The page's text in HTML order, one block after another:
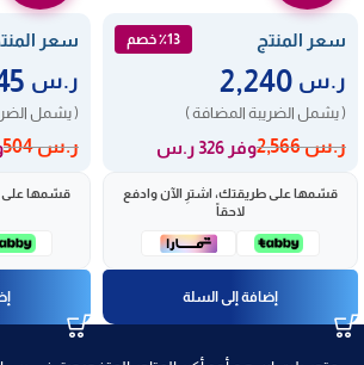
CVG938WPB SASO
سعر المنتج
٪13 خصم
ر.س
( يشمل الضريبة المضافة )
ر.س2,566 وفر 326 ر.س
قسّمها على طريقتك، اشترِ الآن وادفع
لاحقاً
إضافة إلى السلة
40BF/H
سعر
ر.س
( يشمل
ر.س504
قسّمها على